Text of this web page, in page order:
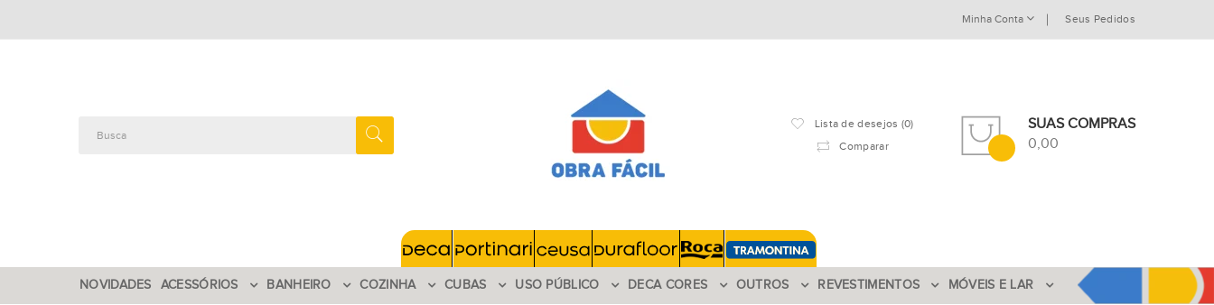
Minha Conta Seus Pedidos
Lista de desejos (0)
Comparar
SUAS COMPRAS
0,00
NOVIDADES ACESSÓRIOS BANHEIRO COZINHA CUBAS USO PÚBLICO DECA CORES OUTROS REVESTIMENTOS MÓVEIS E LAR